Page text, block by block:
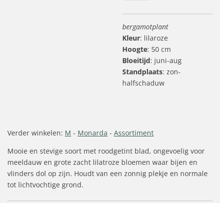
bergamotplant
Kleur: lilaroze
Hoogte: 50 cm
Bloeitijd: juni-aug
Standplaats: zon-
halfschaduw
Verder winkelen: M - Monarda - Assortiment
Mooie en stevige soort met roodgetint blad, ongevoelig voor
meeldauw en grote zacht lilatroze bloemen waar bijen en
vlinders dol op zijn. Houdt van een zonnig plekje en normale
tot lichtvochtige grond.